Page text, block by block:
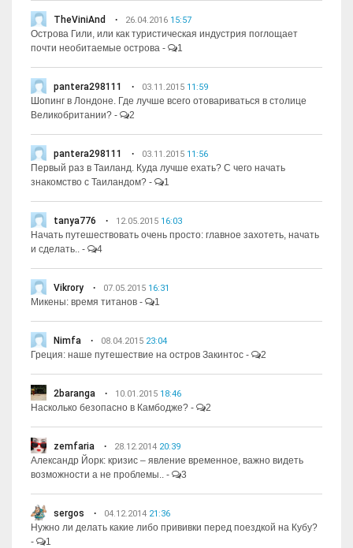
TheViniAnd 26.04.2016 15:57
Острова Гили, или как туристическая индустрия поглощает
почти необитаемые острова - 1
pantera298111 03.11.2015 11:59
Шопинг в Лондоне. Где лучше всего отовариваться в столице
Великобритании? - 2
pantera298111 03.11.2015 11:56
Первый раз в Таиланд. Куда лучше ехать? С чего начать
знакомство с Таиландом? - 1
tanya776 12.05.2015 16:03
Начать путешествовать очень просто: главное захотеть, начать
и сделать.. - 4
Vikrory 07.05.2015 16:31
Микены: время титанов - 1
Nimfa 08.04.2015 23:04
Греция: наше путешествие на остров Закинтос - 2
2baranga 10.01.2015 18:46
Насколько безопасно в Камбодже? - 2
zemfaria 28.12.2014 20:39
Александр Йорк: кризис – явление временное, важно видеть
возможности а не проблемы.. - 3
sergos 04.12.2014 21:36
Нужно ли делать какие либо прививки перед поездкой на Кубу?
-
1